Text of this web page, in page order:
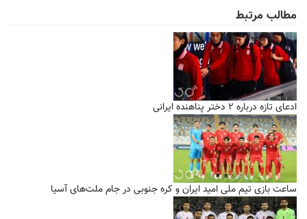
مطالب مرتبط
ادعای تازه درباره ۲ دختر پناهنده ایرانی
ساعت بازی تیم ملی امید ایران و کره جنوبی در جام ملت‌های آسیا